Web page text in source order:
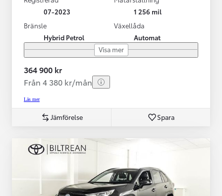
07-2023
1 256 mil
Bränsle
Hybrid Petrol
Växellåda
Automat
Visa mer
364 900 kr
Från 4 380 kr/mån
Läs mer
Jämförelse Spara